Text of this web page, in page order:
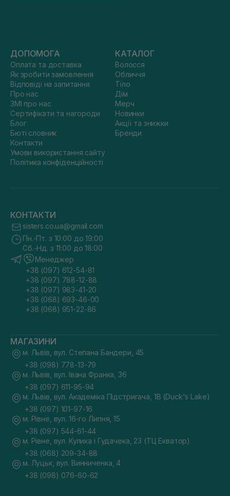
ДОПОМОГА
Оплата та доставка
Як зробити замовлення
Відповіді на запитання
Про нас
ЗМІ про нас
Сертифікати та нагороди
Блог
Бюті словник
Контакти
Умови використання сайту
Політика конфіденційності
КАТАЛОГ
Волосся
Обличчя
Тіло
Дім
Мерч
Новинки
Акції та знижки
Бренди
КОНТАКТИ
sisters.co.ua@gmail.com
Пн.-Пт. з 10:00 до 19:00
Сб.-Нд. з 11:00 до 18:00
Менеджер
+38 (097) 612-54-81
+38 (097) 788-12-88
+38 (097) 983-41-20
+38 (068) 693-46-00
+38 (068) 951-22-86
МАГАЗИНИ
м. Львів, вул. Степана Бандери, 45
+38 (098) 778-13-79
м. Львів, вул. Івана Франка, 36
+38 (097) 611-95-94
м. Львів, вул. Академіка Підстригача, 1В (Duck's Lake)
+38 (097) 101-97-16
м. Рівне, вул. 16-го Липня, 15
+38 (097) 544-61-44
м. Рівне, вул. Кулика і Гудачека, 23 (ТЦ Екватор)
+38 (068) 209-34-88
м. Луцьк, вул. Винниченка, 4
+38 (098) 076-60-62